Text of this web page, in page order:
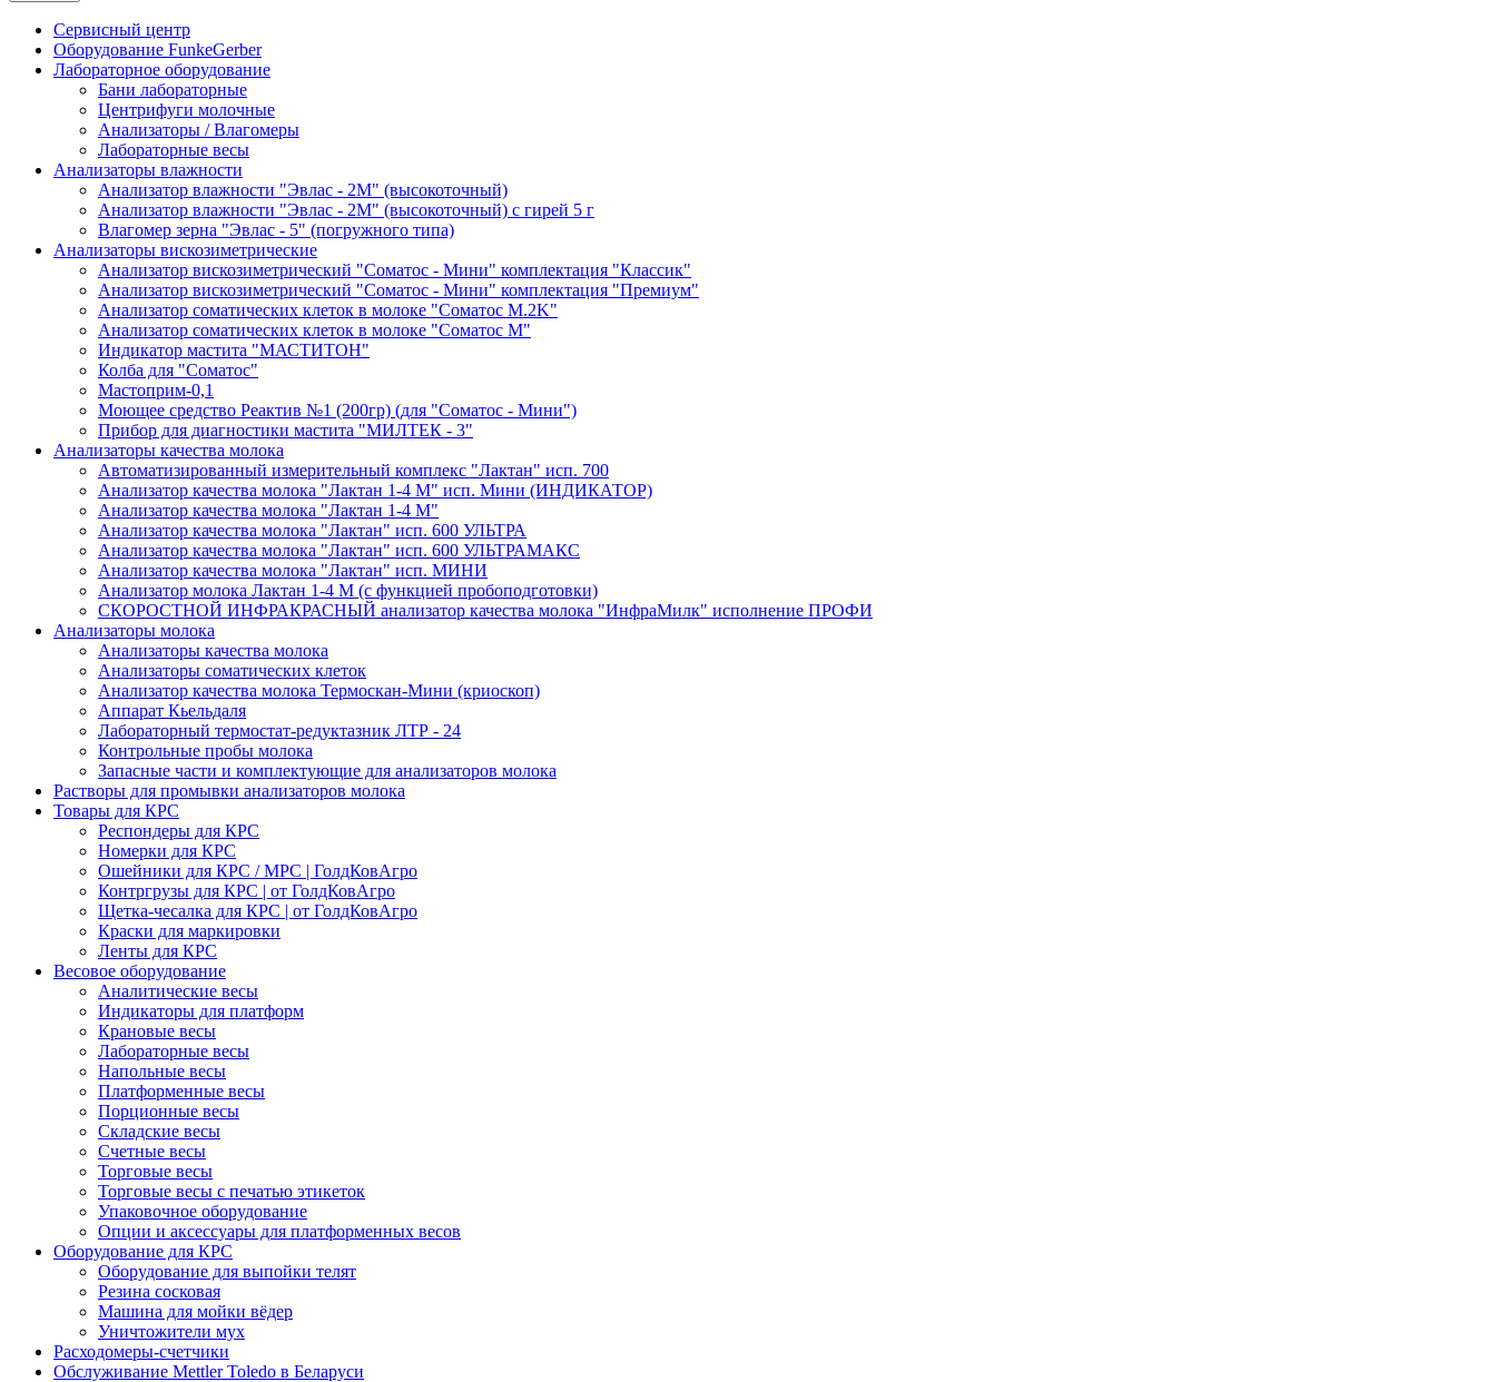
Сервисный центр
Оборудование FunkeGerber
Лабораторное оборудование
Бани лабораторные
Центрифуги молочные
Анализаторы / Влагомеры
Лабораторные весы
Анализаторы влажности
Анализатор влажности "Эвлас - 2М" (высокоточный)
Анализатор влажности "Эвлас - 2М" (высокоточный) с гирей 5 г
Влагомер зерна "Эвлас - 5" (погружного типа)
Анализаторы вискозиметрические
Анализатор вискозиметрический "Соматос - Мини" комплектация "Классик"
Анализатор вискозиметрический "Соматос - Мини" комплектация "Премиум"
Анализатор соматических клеток в молоке "Соматос М.2K"
Анализатор соматических клеток в молоке "Соматос М"
Индикатор мастита "МАСТИТОН"
Колба для "Соматос"
Мастоприм-0,1
Моющее средство Реактив №1 (200гр) (для "Соматос - Мини")
Прибор для диагностики мастита "МИЛТЕК - 3"
Анализаторы качества молока
Автоматизированный измерительный комплекс "Лактан" исп. 700
Анализатор качества молока "Лактан 1-4 М" исп. Мини (ИНДИКАТОР)
Анализатор качества молока "Лактан 1-4 M"
Анализатор качества молока "Лактан" исп. 600 УЛЬТРА
Анализатор качества молока "Лактан" исп. 600 УЛЬТРАМАКС
Анализатор качества молока "Лактан" исп. МИНИ
Анализатор молока Лактан 1-4 М (с функцией пробоподготовки)
СКОРОСТНОЙ ИНФРАКРАСНЫЙ анализатор качества молока "ИнфраМилк" исполнение ПРОФИ
Анализаторы молока
Анализаторы качества молока
Анализаторы соматических клеток
Анализатор качества молока Термоскан-Мини (криоскоп)
Аппарат Кьельдаля
Лабораторный термостат-редуктазник ЛТР - 24
Контрольные пробы молока
Запасные части и комплектующие для анализаторов молока
Растворы для промывки анализаторов молока
Товары для КРС
Респондеры для КРС
Номерки для КРС
Ошейники для КРС / МРС | ГолдКовАгро
Контргрузы для КРС | от ГолдКовАгро
Щетка-чесалка для КРС | от ГолдКовАгро
Краски для маркировки
Ленты для КРС
Весовое оборудование
Аналитические весы
Индикаторы для платформ
Крановые весы
Лабораторные весы
Напольные весы
Платформенные весы
Порционные весы
Складские весы
Счетные весы
Торговые весы
Торговые весы с печатью этикеток
Упаковочное оборудование
Опции и аксессуары для платформенных весов
Оборудование для КРС
Оборудование для выпойки телят
Резина сосковая
Машина для мойки вёдер
Уничтожители мух
Расходомеры-счетчики
Обслуживание Mettler Toledo в Беларуси